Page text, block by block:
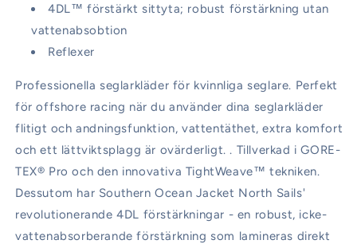
4DL™ förstärkt sittyta; robust förstärkning utan
vattenabsobtion
Reflexer
Professionella seglarkläder för kvinnliga seglare. Perfekt
för offshore racing när du använder dina seglarkläder
flitigt och andningsfunktion, vattentäthet, extra komfort
och ett lättviktsplagg är ovärderligt. . Tillverkad iGORE-
TEX® Pro och den innovativa TightWeave™ tekniken.
Dessutom har Southern Ocean Jacket North Sails'
revolutionerande 4DL förstärkningar - en robust, icke-
vattenabsorberande förstärkning som lamineras direkt